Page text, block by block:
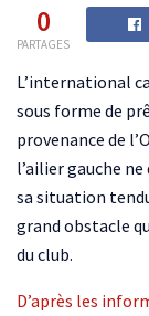
0
PARTAGES
L’international
sous forme de
provenance de
l’ailier gauche
sa situation
grand obstacle
du club.
D’après les